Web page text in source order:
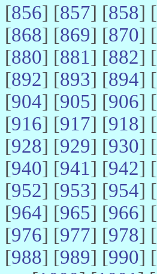
[856] [857] [858] [
[868] [869] [870] [
[880] [881] [882] [
[892] [893] [894] [
[904] [905] [906] [
[916] [917] [918] [
[928] [929] [930] [
[940] [941] [942] [
[952] [953] [954] [
[964] [965] [966] [
[976] [977] [978] [
[988] [989] [990] [